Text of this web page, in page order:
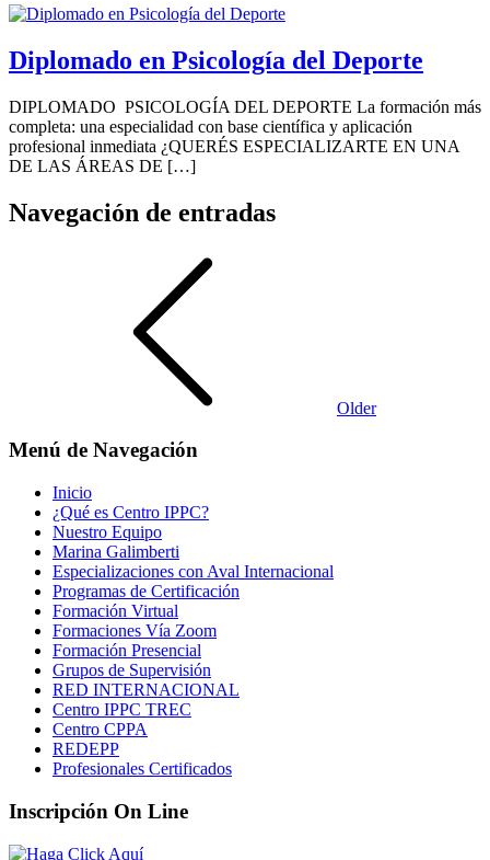
Diplomado en Psicología del Deporte
DIPLOMADO PSICOLOGÍA DEL DEPORTE La formación más
completa: una especialidad con base científica y aplicación
profesional inmediata ¿QUERÉS ESPECIALIZARTE EN UNA
DE LAS ÁREAS DE […]
Navegación de entradas
Older
Menú de Navegación
Inicio
¿Qué es Centro IPPC?
Nuestro Equipo
Marina Galimberti
Especializaciones con Aval Internacional
Programas de Certificación
Formación Virtual
Formaciones Vía Zoom
Formación Presencial
Grupos de Supervisión
RED INTERNACIONAL
Centro IPPC TREC
Centro CPPA
REDEPP
Profesionales Certificados
Inscripción On Line